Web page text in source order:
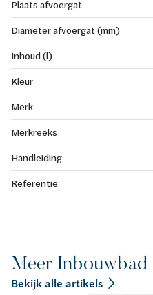
Plaats afvoergat
Diameter afvoergat (mm)
Inhoud (l)
Kleur
Merk
Merkreeks
Handleiding
Referentie
Meer Inbouwbad
Bekijk alle artikels